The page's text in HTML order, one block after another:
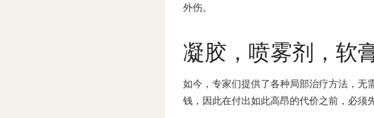
外伤。
凝胶，喷雾剂，软
如今，专家们提供了各种局部治疗方法，无
钱，因此在付出如此高昂的代价之前，必须